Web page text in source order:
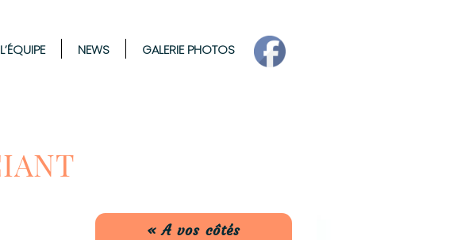
L’ÉQUIPE NEWS GALERIE PHOTOS
« A vos côtés